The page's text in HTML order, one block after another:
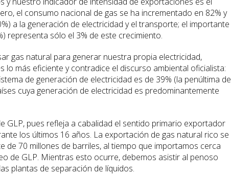
el consumo nacional de gas se ha incrementado en 82% y
a la generación de electricidad y el transporte; el importante
representa sólo el 3% de este crecimiento.
gas natural para generar nuestra propia electricidad,
más eficiente y contradice el discurso ambiental oficialista:
de generación de electricidad es de 39% (la penúltima de
cuya generación de electricidad es predominantemente
GLP, pues refleja a cabalidad el sentido primario exportador
los últimos 16 años. La exportación de gas natural rico se
de 70 millones de barriles, al tiempo que importamos cerca
de GLP. Mientras esto ocurre, debemos asistir al penoso
plantas de separación de líquidos.